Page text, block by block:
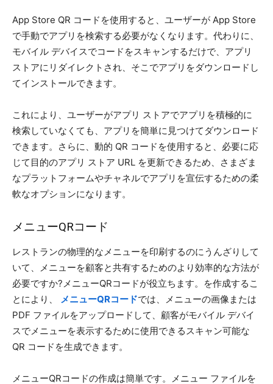
App Store QR コードを使用すると、ユーザーが App Store
で手動でアプリを検索する必要がなくなります。代わりに、
モバイル デバイスでコードをスキャンするだけで、アプリ
ストアにリダイレクトされ、そこでアプリをダウンロードし
てインストールできます。
これにより、ユーザーがアプリ ストアでアプリを積極的に
検索していなくても、アプリを簡単に見つけてダウンロード
できます。さらに、動的 QR コードを使用すると、必要に応
じて目的のアプリ ストア URL を更新できるため、さまざま
なプラットフォームやチャネルでアプリを宣伝するための柔
軟なオプションになります。
メニューQRコード
レストランの物理的なメニューを印刷するのにうんざりして
いて、メニューを顧客と共有するためのより効率的な方法が
必要ですか?メニューQRコードが役立ちます。を作成するこ
とにより、
メニューQRコードでは、メニューの画像または
PDF ファイルをアップロードして、顧客がモバイル デバイ
スでメニューを表示するために使用できるスキャン可能な
QR コードを生成できます。
メニューQRコードの作成は簡単です。メニュー ファイルを